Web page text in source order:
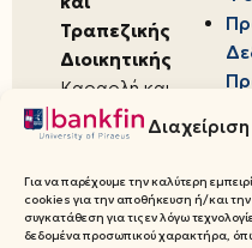
Για να παρέχουμε την καλύτερη
cookies για την αποθήκευση ή/και
συγκατάθεση για τις εν λόγω
δεδομένα προσωπικού χαρακτήρα,
Τραπεζικής
Διοικητικής
Καραολή και
Δημητρίου 80,
18534,
Πειραιάς